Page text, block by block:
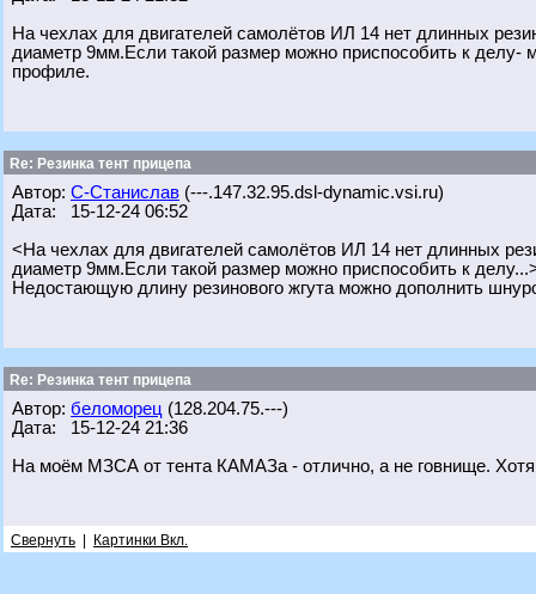
На чехлах для двигателей самолётов ИЛ 14 нет длинных
диаметр 9мм.Если такой размер можно приспособить к делу-
профиле.
Re: Резинка тент прицепа
Автор: С-Станислав (---.147.32.95.dsl-dynamic.vsi.ru)
Дата: 15-12-24 06:52
<На чехлах для двигателей самолётов ИЛ 14 нет длинных
диаметр 9мм.Если такой размер можно приспособить к
Недостающую длину резинового жгута можно дополнить
Re: Резинка тент прицепа
Автор: беломорец (128.204.75.---)
Дата: 15-12-24 21:36
На моём МЗСА от тента КАМАЗа - отлично, а не говнище.
Свернуть Картинки Вкл.